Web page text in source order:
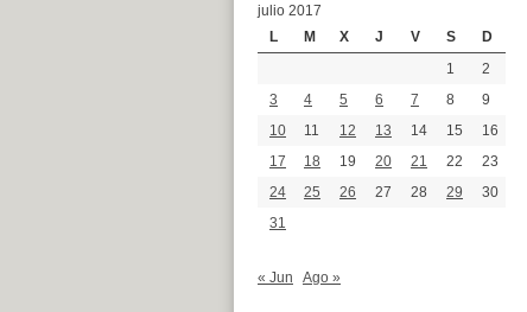
julio 2017
L
M X J V S
D
1
2
3
4 5 6 7 8
9
10
11 12 13 14 15
16
17
18 19 20 21 22
23
24
25 26 27 28 29
30
31
« Jun Ago »